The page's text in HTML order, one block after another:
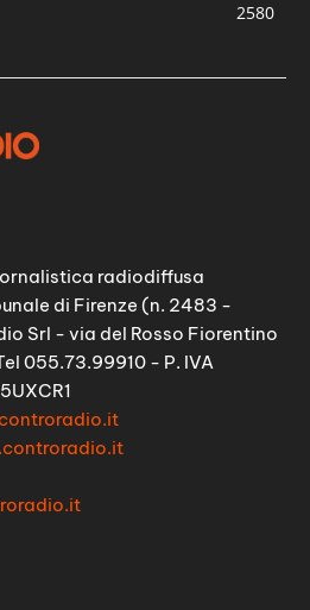
2580
radiodiffusa
di Firenze (n. 2483 -
Srl - via del Rosso Fiorentino
055.73.99910 - P. IVA